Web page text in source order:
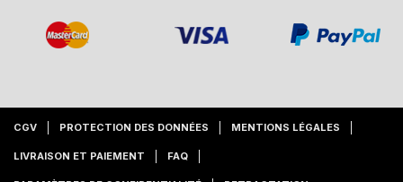
CGV PROTECTION DES DONNÉES MENTIONS LÉGALES
LIVRAISON ET PAIEMENT FAQ